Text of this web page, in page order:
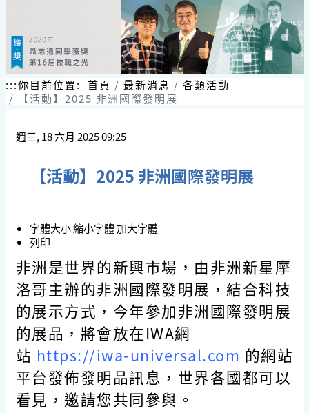
容
區
塊
:::你目前位置: 首頁 最新消息
各類活動
【活動】2025 非洲國際發明展
週三, 18 六月 2025 09:25
【活動】2025 非洲國際發明展
字體大小縮小字體加大字體
列印
非洲是世界的新興市場，由非洲新星摩
洛哥主辦的非洲國際發明展，結合科技
的展示方式，今年參加非洲國際發明展
的展品，將會放在IWA網
站 https://iwa-universal.com 的網站
平台發佈發明品訊息，世界各國都可以
看見，邀請您共同參與。